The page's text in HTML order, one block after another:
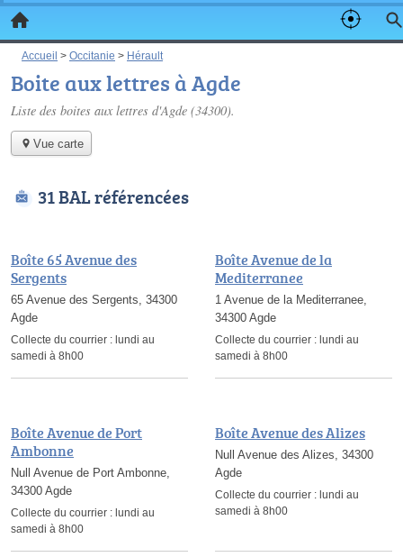
Accueil > Occitanie > Hérault
Boite aux lettres à Agde
Liste des boites aux lettres d'Agde (34300).
Vue carte
31 BAL référencées
Boîte 65 Avenue des
Sergents
65 Avenue des Sergents, 34300
Agde
Collecte du courrier : lundi au
samedi à 8h00
Boîte Avenue de la
Mediterranee
1 Avenue de la Mediterranee,
34300 Agde
Collecte du courrier : lundi au
samedi à 8h00
Boîte Avenue de Port
Ambonne
Null Avenue de Port Ambonne,
34300 Agde
Collecte du courrier : lundi au
samedi à 8h00
Boîte Avenue des Alizes
Null Avenue des Alizes, 34300
Agde
Collecte du courrier : lundi au
samedi à 8h00